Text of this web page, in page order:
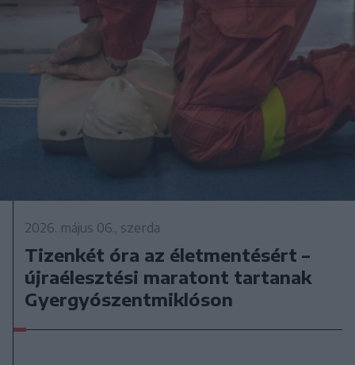
2026. május 06., szerda
Tizenkét óra az életmentésért –
újraélesztési maratont tartanak
Gyergyószentmiklóson